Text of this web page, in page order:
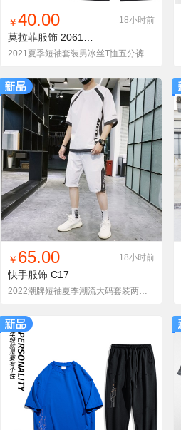
找同款 加入铺货单 收藏
￥40.00 18小时前
莫拉菲服饰 2061光版
2021夏季短袖套装男冰丝T恤五分裤运动短裤男士短套夏贴牌
找同款 加入铺货单 收藏
￥ 65.00 18小时前
快手服饰 C17
2022潮牌短袖夏季潮流大码套装两件套运动帅气男士休闲套装C17P65